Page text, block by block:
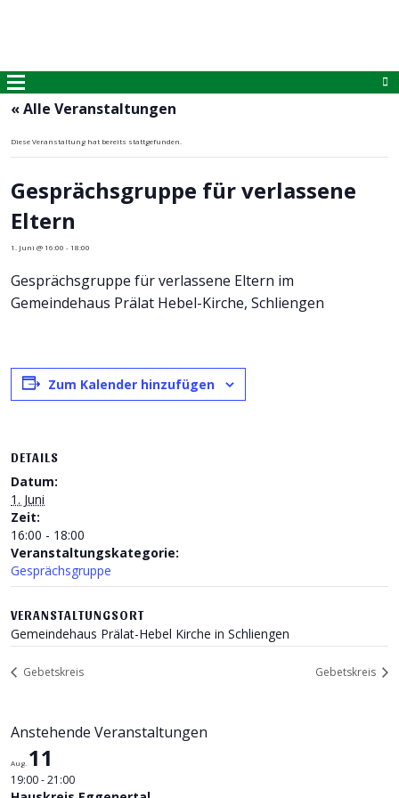
« Alle Veranstaltungen
Diese Veranstaltung hat bereits stattgefunden.
Gesprächsgruppe für verlassene
Eltern
1. Juni @ 16:00 - 18:00
Gesprächsgruppe für verlassene Eltern im
Gemeindehaus Prälat Hebel-Kirche, Schliengen
Zum Kalender hinzufügen
DETAILS
Datum:
1. Juni
Zeit:
16:00 - 18:00
Veranstaltungskategorie:
Gesprächsgruppe
VERANSTALTUNGSORT
Gemeindehaus Prälat-Hebel Kirche in Schliengen
Gebetskreis Gebetskreis
Anstehende Veranstaltungen
Aug. 11
19:00-21:00